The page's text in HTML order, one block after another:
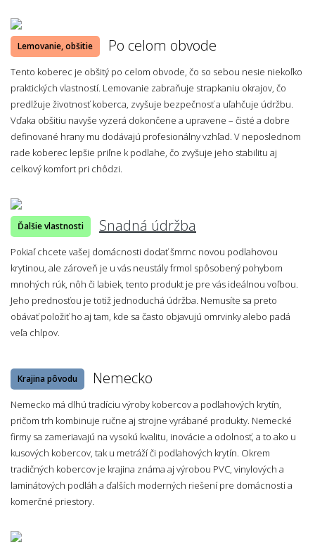
Lemovanie, obšitie Po celom obvode
Tento koberec je obšitý po celom obvode, čo so sebou nesie niekoľko
praktických vlastností. Lemovanie zabraňuje strapkaniu okrajov, čo
predlžuje životnosť koberca, zvyšuje bezpečnosť a uľahčuje údržbu.
Vďaka obšitiu navyše vyzerá dokončene a upravene – čisté a dobre
definované hrany mu dodávajú profesionálny vzhľad. V neposlednom
rade koberec lepšie priľne k podlahe, čo zvyšuje jeho stabilitu aj
celkový komfort pri chôdzi.
Ďalšie vlastnosti Snadná údržba
Pokiaľ chcete vašej domácnosti dodať šmrnc novou podlahovou
krytinou, ale zároveň je u vás neustály frmol spôsobený pohybom
mnohých rúk, nôh či labiek, tento produkt je pre vás ideálnou voľbou.
Jeho prednosťou je totiž jednoduchá údržba. Nemusíte sa preto
obávať položiť ho aj tam, kde sa často objavujú omrvinky alebo padá
veľa chlpov.
Krajina pôvodu Nemecko
Nemecko má dlhú tradíciu výroby kobercov a podlahových krytín,
pričom trh kombinuje ručne aj strojne vyrábané produkty. Nemecké
firmy sa zameriavajú na vysokú kvalitu, inovácie a odolnosť, a to ako u
kusových kobercov, tak u metráží či podlahových krytín. Okrem
tradičných kobercov je krajina známa aj výrobou PVC, vinylových a
laminátových podláh a ďalších moderných riešení pre domácnosti a
komerčné priestory.